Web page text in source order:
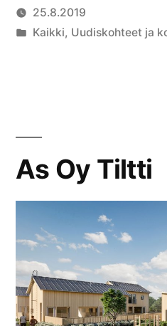
25.8.2019
Kaikki, Uudiskohteet ja
As Oy Tiltti